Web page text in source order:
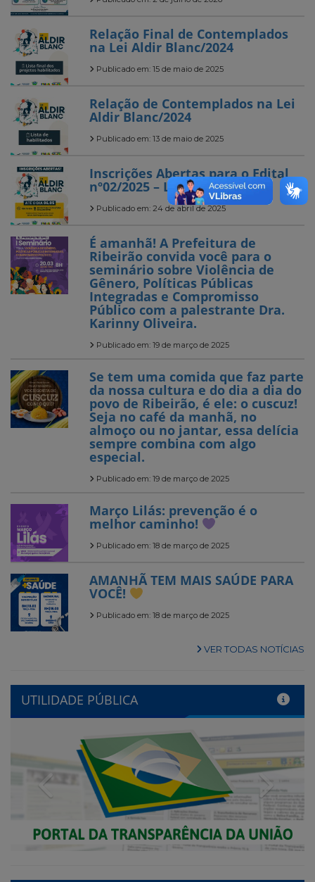
Relação Final de Contemplados
na Lei Aldir Blanc/2024
Publicado em: 15 de maio de 2025
Relação de Contemplados na Lei
Aldir Blanc/2024
Publicado em: 13 de maio de 2025
Inscrições Abertas para o Edital
nº02/2025 – Lei Aldir Blanc
Publicado em: 24 de abril de 2025
É amanhã! A Prefeitura de
Ribeirão convida você para o
seminário sobre Violência de
Gênero, Políticas Públicas
Integradas e Compromisso
Público com a palestrante Dra.
Karinny Oliveira.
Publicado em: 19 de março de 2025
Se tem uma comida que faz parte
da nossa cultura e do dia a dia do
povo de Ribeirão, é ele: o cuscuz!
Seja no café da manhã, no
almoço ou no jantar, essa delícia
sempre combina com algo
especial.
Publicado em: 19 de março de 2025
Março Lilás: prevenção é o
melhor caminho!
Publicado em: 18 de março de 2025
AMANHÃ TEM MAIS SAÚDE PARA
VOCÊ!
Publicado em: 18 de março de 2025
VER TODAS NOTÍCIAS
UTILIDADE PÚBLICA
Previous Next